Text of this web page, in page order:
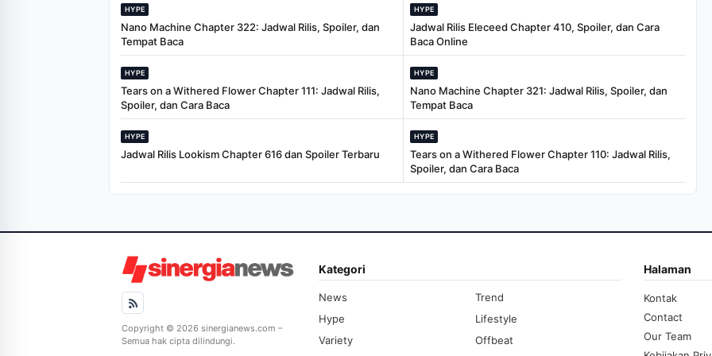
HYPE
Nano Machine Chapter 322: Jadwal Rilis, Spoiler, dan
Tempat Baca
HYPE
Jadwal Rilis Eleceed Chapter 410, Spoiler, dan Cara
Baca Online
HYPE
Tears on a Withered Flower Chapter 111: Jadwal Rilis,
Spoiler, dan Cara Baca
HYPE
Nano Machine Chapter 321: Jadwal Rilis, Spoiler, dan
Tempat Baca
HYPE
Jadwal Rilis Lookism Chapter 616 dan Spoiler Terbaru
HYPE
Tears on a Withered Flower Chapter 110: Jadwal Rilis,
Spoiler, dan Cara Baca
Copyright © 2026 sinergianews.com –
Semua hak cipta dilindungi.
Kategori
News
Trend
Hype
Lifestyle
Variety
Offbeat
Halaman
Kontak
Contact
Our Team